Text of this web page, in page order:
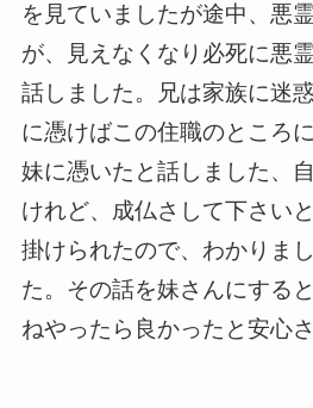
を見ていましたが途中、悪
が、見えなくなり必死に悪
話しました。兄は家族に迷
に憑けばこの住職のところ
妹に憑いたと話しました、
けれど、成仏さして下さい
掛けられたので、わかりま
た。その話を妹さんにする
ねやったら良かったと安心